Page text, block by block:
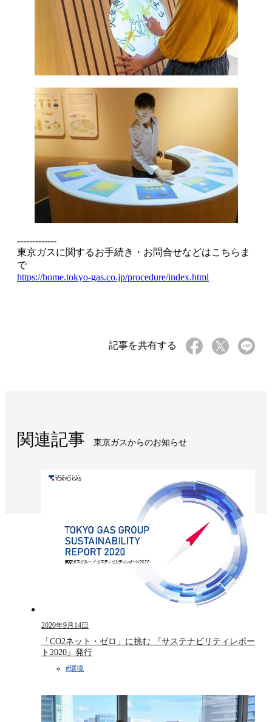
-------------
東京ガスに関するお手続き・お問合せなどはこちらま
で
https://home.tokyo-gas.co.jp/procedure/index.html
記事を共有する
関連記事 東京ガスからのお知らせ​
2020年9月14日
「CO2ネット・ゼロ」に挑む 『サステナビリティレポー
ト2020』発行
#環境​